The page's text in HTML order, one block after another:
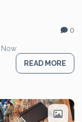
0
READ MORE